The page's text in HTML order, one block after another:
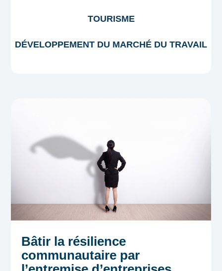
TOURISME
DÉVELOPPEMENT DU MARCHÉ DU TRAVAIL
Bâtir la résilience
communautaire par